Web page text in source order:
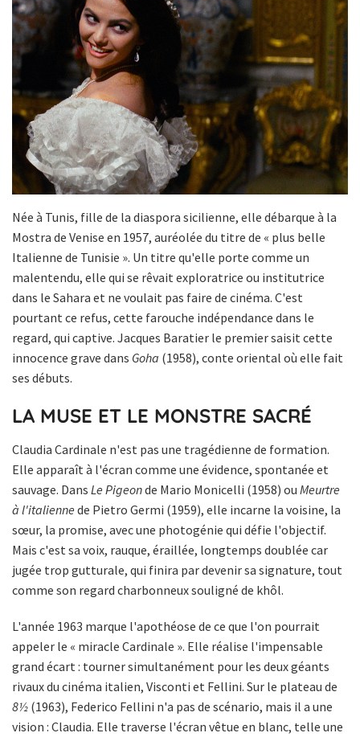
Née à Tunis, fille de la diaspora sicilienne, elle débarque à la
Mostra de Venise en 1957, auréolée du titre de « plus belle
Italienne de Tunisie ». Un titre qu'elle porte comme un
malentendu, elle qui se rêvait exploratrice ou institutrice
dans le Sahara et ne voulait pas faire de cinéma. C'est
pourtant ce refus, cette farouche indépendance dans le
regard, qui captive. Jacques Baratier le premier saisit cette
innocence grave dans Goha (1958), conte oriental où elle fait
ses débuts.
LA MUSE ET LE MONSTRE SACRÉ
Claudia Cardinale n'est pas une tragédienne de formation.
Elle apparaît à l'écran comme une évidence, spontanée et
sauvage. Dans Le Pigeonde Mario Monicelli (1958) ou Meurtre
à l'italienne de Pietro Germi (1959), elle incarne la voisine, la
sœur, la promise, avec une photogénie qui défie l'objectif.
Mais c'est sa voix, rauque, éraillée, longtemps doublée car
jugée trop gutturale, qui finira par devenir sa signature, tout
comme son regard charbonneux souligné de khôl.
L'année 1963 marque l'apothéose de ce que l'on pourrait
appeler le « miracle Cardinale ». Elle réalise l'impensable
grand écart : tourner simultanément pour les deux géants
rivaux du cinéma italien, Visconti et Fellini. Sur le plateau de
8½ (1963), Federico Fellini n'a pas de scénario, mais il a une
vision : Claudia. Elle traverse l'écran vêtue en blanc, telle une